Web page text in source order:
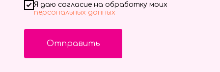
Я даю согласие на обработку моих
персональных данных
Отправить